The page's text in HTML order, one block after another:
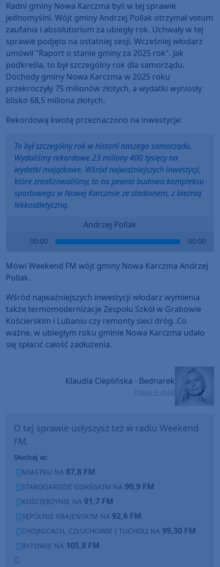
Radni gminy Nowa Karczma byli w tej sprawie
jednomyślni. Wójt gminy Andrzej Pollak otrzymał votum
zaufania i absolutorium za ubiegły rok. Uchwały w tej
sprawie podjęto na ostatniej sesji. Wcześniej włodarz
umówił "Raport o stanie gminy za 2025 rok". Jak
podkreśla, to był szczególny rok dla samorządu.
Dochody gminy Nowa Karczma w 2025 roku
przekroczyły 75 milionów złotych, a wydatki wyniosły
blisko 68,5 miliona złotych.
Rekordową kwotę przeznaczono na inwestycje:
To był szczególny rok w historii naszego samorządu.
Wydaliśmy rekordowe 23 miliony 400 tysięcy na
wydatki majątkowe. Wśród najważniejszych inwestycji,
które zrealizowaliśmy, to na pewno budowa kompleksu
sportowego w Nowej Karczmie ze stadionem, z bieżnią
lekkoatletyczną.
Andrzej Pollak
00:00 00:00
Mówi Weekend FM wójt gminy Nowa Karczma Andrzej
Pollak.
Wśród najważniejszych inwestycji włodarz wymienia
także termomodernizacje Zespołu Szkół w Grabowie
Kościerskim i Lubaniu czy remonty sieci dróg. Co
ważne, w ubiegłym roku gminie Nowa Karczma udało
się spłacić całość zadłużenia.
Klaudia Cieplińska - Bednarek
Pokaż e-mail
O tej sprawie usłyszysz też w radiu Weekend
FM.
Słuchaj w:
MIASTKU NA 87,8 FM
STAROGARDZIE GDAŃSKIM NA 90,9 FM
KOŚCIERZYNIE NA 91,7 FM
SĘPÓLNIE KRAJEŃSKIM NA 92,6 FM
CHOJNICACH, CZŁUCHOWIE I TUCHOLI NA 99,30 FM
BYTOWIE NA 105,8 FM